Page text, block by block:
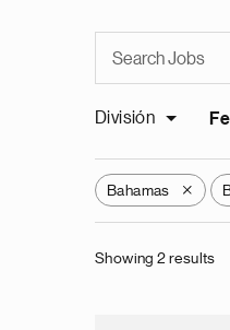
División
Bahamas X
Showing 2 results